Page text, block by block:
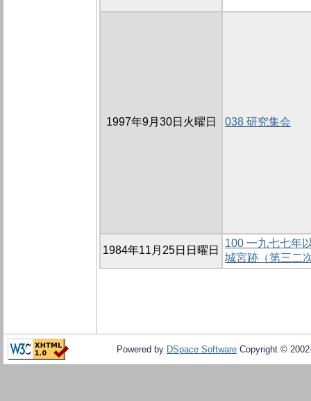
1997年9月30日火曜日 038 研究集会
1984年11月25日日曜日
100 一九七七
城宮跡（第三二
Powered by DSpace Software Copyright ©